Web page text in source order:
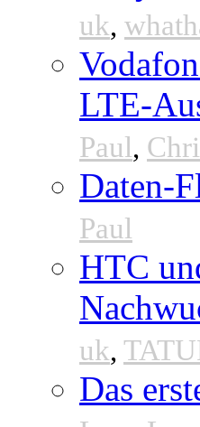
uk,
LTE-
Paul,
Daten-
Paul
HTC
uk,
Das